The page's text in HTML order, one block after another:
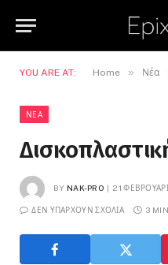
YOU ARE AT: Home » Νέα
ΝΈΑ
BY NAK-PRO 21
ΔΕΝ ΥΠΆΡΧΟΥΝ ΣΧΌΛΙΑ 3